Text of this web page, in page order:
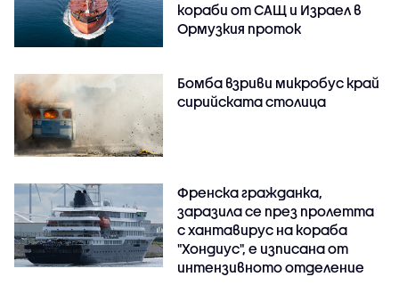
кораби от САЩ и Израел в
Ормузкия проток
Бомба взриви микробус край
сирийската столица
Френска гражданка,
заразила се през пролетта
с хантавирус на кораба
"Хондиус", е изписана от
интензивното отделение